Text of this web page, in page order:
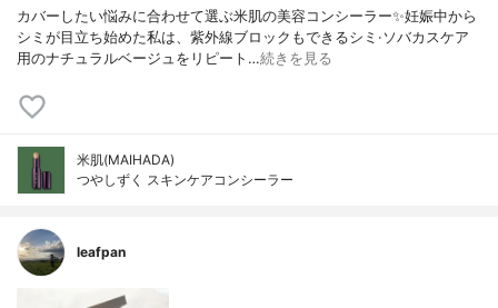
カバーしたい悩みに合わせて選ぶ米肌の美容コンシーラー✨妊娠中から
シミが目立ち始めた私は、紫外線ブロックもできるシミ·ソバカスケア
用のナチュラルベージュをリピート…続きを見る
米肌(MAIHADA)
つやしずく スキンケアコンシーラー
leafpan